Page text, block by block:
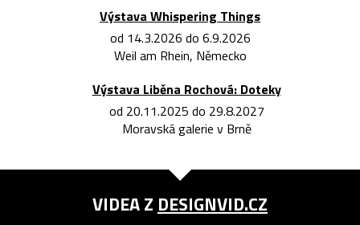
Výstava Whispering Things
od 14.3.2026 do 6.9.2026
Weil am Rhein, Německo
Výstava Liběna Rochová: Doteky
od 20.11.2025 do 29.8.2027
Moravská galerie v Brně
VIDEA Z DESIGNVID.CZ